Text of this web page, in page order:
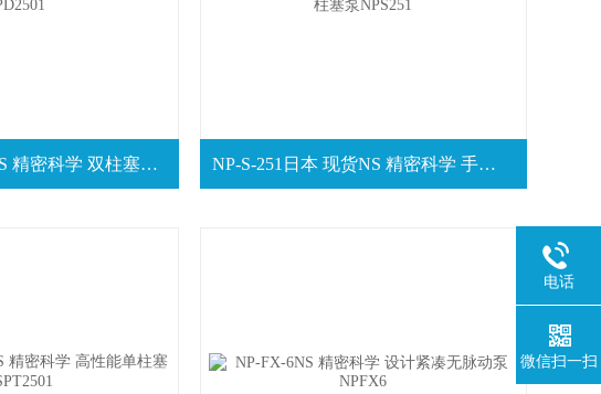
SP-D-2501全新 NS 精密科学 双柱塞泵SPD2501 NP-S-251日本 现货NS 精密科学 手持式单柱塞泵NPS251
电话
微信扫一扫